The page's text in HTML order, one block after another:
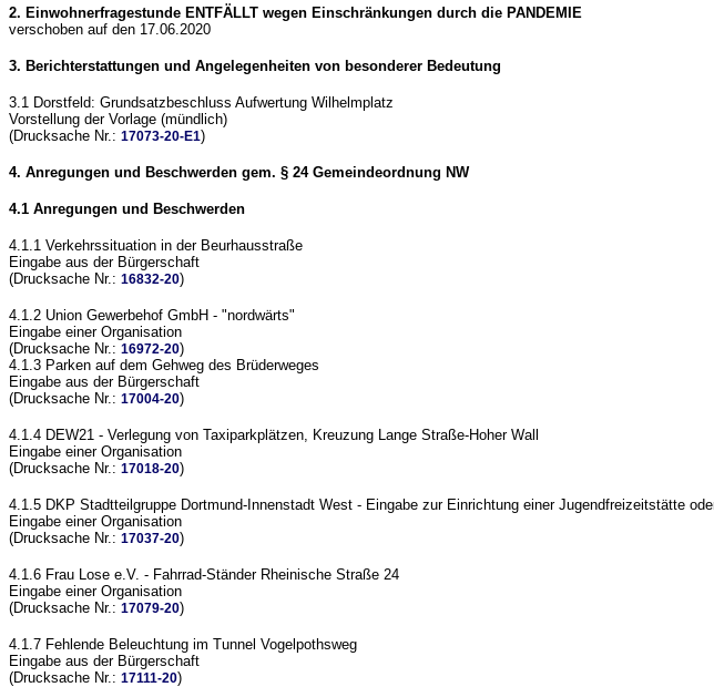
2. Einwohnerfragestunde ENTFÄLLT wegen Einschränkungen durch die PANDEMIE
verschoben auf den 17.06.2020
3. Berichterstattungen und Angelegenheiten von besonderer Bedeutung
3.1 Dorstfeld: Grundsatzbeschluss Aufwertung Wilhelmplatz
Vorstellung der Vorlage (mündlich)
(Drucksache Nr.: 17073-20-E1)
4. Anregungen und Beschwerden gem. § 24 Gemeindeordnung NW
4.1 Anregungen und Beschwerden
4.1.1 Verkehrssituation in der Beurhausstraße
Eingabe aus der Bürgerschaft
(Drucksache Nr.: 16832-20)
4.1.2 Union Gewerbehof GmbH - "nordwärts"
Eingabe einer Organisation
(Drucksache Nr.: 16972-20)
4.1.3 Parken auf dem Gehweg des Brüderweges
Eingabe aus der Bürgerschaft
(Drucksache Nr.: 17004-20)
4.1.4 DEW21 - Verlegung von Taxiparkplätzen, Kreuzung Lange Straße-Hoher Wall
Eingabe einer Organisation
(Drucksache Nr.: 17018-20)
4.1.5 DKP Stadtteilgruppe Dortmund-Innenstadt West - Eingabe zur Einrichtung einer Jugendfreizeitstätte
Eingabe einer Organisation
(Drucksache Nr.: 17037-20)
4.1.6 Frau Lose e.V. - Fahrrad-Ständer Rheinische Straße 24
Eingabe einer Organisation
(Drucksache Nr.: 17079-20)
4.1.7 Fehlende Beleuchtung im Tunnel Vogelpothsweg
Eingabe aus der Bürgerschaft
(Drucksache Nr.: 17111-20)